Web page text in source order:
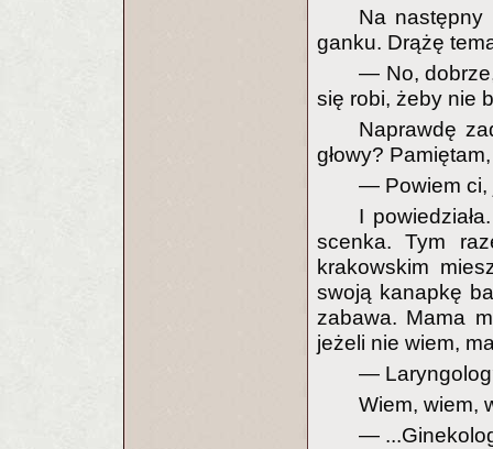
Na
ganku. Drążę
— No,
się robi, żeby nie
Naprawdę
głowy?
— Powiem ci,
I
scenka. Tym
krakowskim
swoją kanapkę
zabawa. Mama
jeżeli nie wiem,
—
Wiem, wiem,
—